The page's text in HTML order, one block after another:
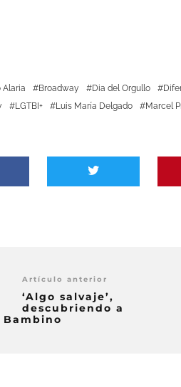
Alaria Broadway Dia del Orgullo
LGTBI+ Luis María Delgado Marcel
Artículo anterior
‘Algo salvaje’,
descubriendo a
Bambino